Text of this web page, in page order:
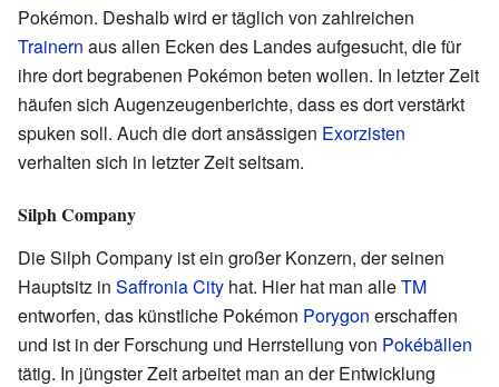
Pokémon. Deshalb wird er täglich von zahlreichen
Trainern aus allen Ecken des Landes aufgesucht, die für
ihre dort begrabenen Pokémon beten wollen. In letzter Zeit
häufen sich Augenzeugenberichte, dass es dort verstärkt
spuken soll. Auch die dort ansässigen Exorzisten
verhalten sich in letzter Zeit seltsam.
Silph Company
Die Silph Company ist ein großer Konzern, der seinen
Hauptsitz in Saffronia City hat. Hier hat man alleTM
entworfen, das künstliche Pokémon Porygon erschaffen
und ist in der Forschung und Herrstellung von Pokébällen
tätig. In jüngster Zeit arbeitet man an der Entwicklung